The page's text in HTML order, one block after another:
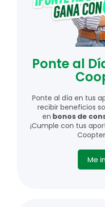
Ponte al
Ponte al día en tus
recibir beneficios
en bonos de
¡Cumple con tus
Me